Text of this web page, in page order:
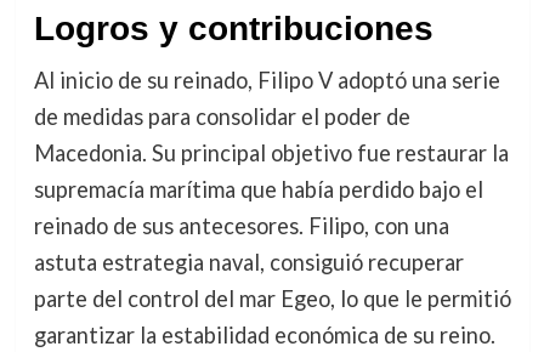
Logros y contribuciones
Al inicio de su reinado, Filipo V adoptó una serie
de medidas para consolidar el poder de
Macedonia. Su principal objetivo fue restaurar la
supremacía marítima que había perdido bajo el
reinado de sus antecesores. Filipo, con una
astuta estrategia naval, consiguió recuperar
parte del control del mar Egeo, lo que le permitió
garantizar la estabilidad económica de su reino.